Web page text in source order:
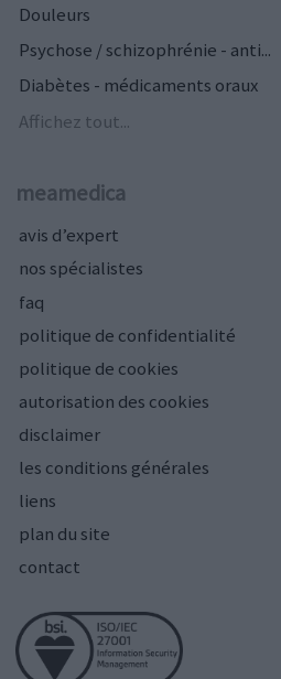
Douleurs
Psychose / schizophrénie - anti...
Diabètes - médicaments oraux
Affichez tout...
meamedica
avis d’expert
nos spécialistes
faq
politique de confidentialité
politique de cookies
autorisation des cookies
disclaimer
les conditions générales
liens
plan du site
contact